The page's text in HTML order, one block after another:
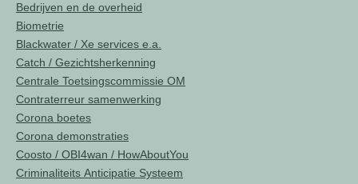
Bedrijven en de overheid
Biometrie
Blackwater / Xe services e.a.
Catch / Gezichtsherkenning
Centrale Toetsingscommissie OM
Contraterreur samenwerking
Corona boetes
Corona demonstraties
Coosto / OBI4wan / HowAboutYou
Criminaliteits Anticipatie Systeem